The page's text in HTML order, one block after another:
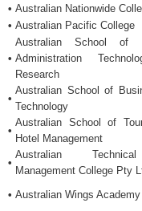
• Australian Nationwide
• Australian Pacific College
•
Australian School of
Administration
Research
•
Australian School of
Technology
•
Australian School of
Hotel Management
•
Australian
Management College Pty
• Australian Wings Academy